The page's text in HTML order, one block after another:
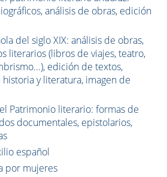
análisis de obras, edición
del siglo XIX: análisis de obras,
literarios (libros de viajes, teatro,
edición de textos,
y literatura, imagen de
Patrimonio literario: formas de
documentales, epistolarios,
español
por mujeres